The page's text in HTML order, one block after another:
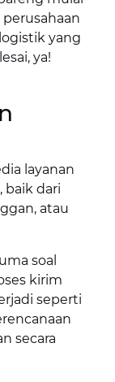
perusahaan
yang
ya!
layanan
baik dari
atau
soal
kirim
seperti
secara